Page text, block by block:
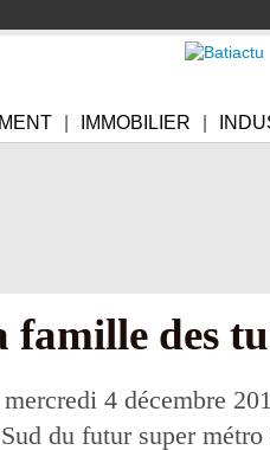
IMMOBILIER
des
4 décembre
du futur super